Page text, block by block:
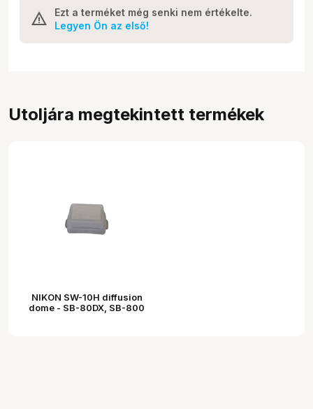
Ezt a terméket még senki nem értékelte.
Legyen Ön az első!
Utoljára megtekintett termékek
NIKON SW-10H diffusion
dome - SB-80DX, SB-800